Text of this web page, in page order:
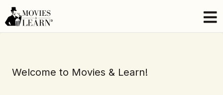
Welcome to Movies & Learn!